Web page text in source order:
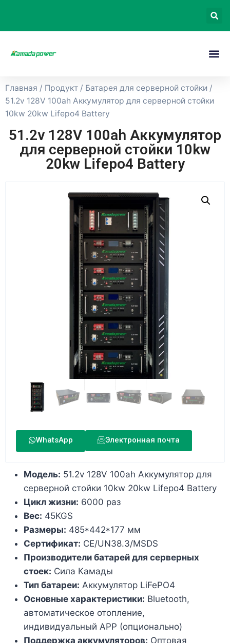
Главная / Продукт / Батарея для серверной стойки /
51.2v 128V 100ah Аккумулятор для серверной стойки
10kw 20kw Lifepo4 Battery
51.2v 128V 100ah Аккумулятор
для серверной стойки 10kw
20kw Lifepo4 Battery
WhatsApp Электронная почта
Модель: 51.2v 128V 100ah Аккумулятор для
серверной стойки 10kw 20kw Lifepo4 Battery
Цикл жизни: 6000 раз
Вес: 45KGS
Размеры: 485*442*177 мм
Сертификат: CE/UN38.3/MSDS
Производители батарей для серверных
стоек: Сила Камады
Тип батареи: Аккумулятор LiFePO4
Основные характеристики: Bluetooth,
автоматическое отопление,
индивидуальный APP (опционально)
Поддержка аккумуляторов: Оптовая